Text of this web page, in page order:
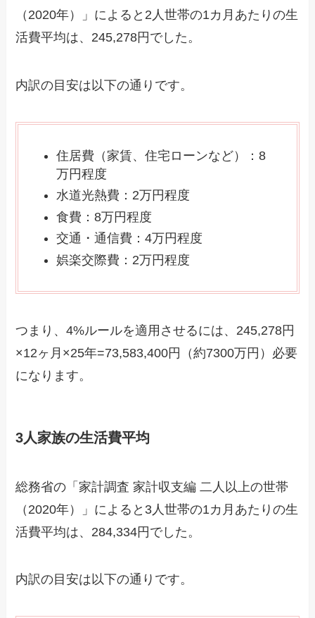
（2020年）」によると2人世帯の1カ月あたりの生
活費平均は、245,278円でした。
内訳の目安は以下の通りです。
住居費（家賃、住宅ローンなど）：8
万円程度
水道光熱費：2万円程度
食費：8万円程度
交通・通信費：4万円程度
娯楽交際費：2万円程度
つまり、4%ルールを適用させるには、245,278円
×12ヶ月×25年=73,583,400円（約7300万円）必要
になります。
3人家族の生活費平均
総務省の「家計調査 家計収支編 二人以上の世帯
（2020年）」によると3人世帯の1カ月あたりの生
活費平均は、284,334円でした。
内訳の目安は以下の通りです。